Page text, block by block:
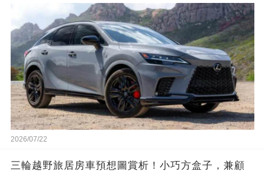
2026/07/22
三輪越野旅居房車預想圖賞析！小巧方盒子，兼顧